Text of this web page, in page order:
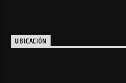
UBICACIÓN